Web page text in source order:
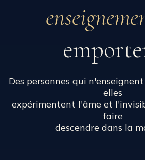
Des personnes qui
elles
expérimentent l'âme et
faire
descendre dans la